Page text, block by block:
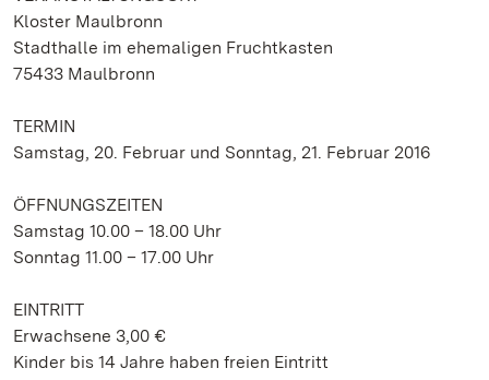
Kloster Maulbronn
Stadthalle im ehemaligen Fruchtkasten
75433 Maulbronn
TERMIN
Samstag, 20. Februar und Sonntag, 21. Februar 2016
ÖFFNUNGSZEITEN
Samstag 10.00 – 18.00 Uhr
Sonntag 11.00 – 17.00 Uhr
EINTRITT
Erwachsene 3,00 €
Kinder bis 14 Jahre haben freien Eintritt